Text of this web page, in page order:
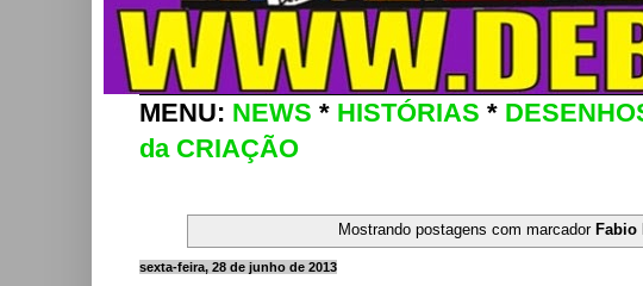
MENU: NEWS * HISTÓRIAS *
da CRIAÇÃO
Mostrando postagens com marcador Fabio
sexta-feira, 28 de junho de 2013